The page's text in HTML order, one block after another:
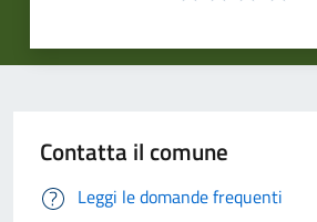
Contatta il comune
Leggi le domande frequenti